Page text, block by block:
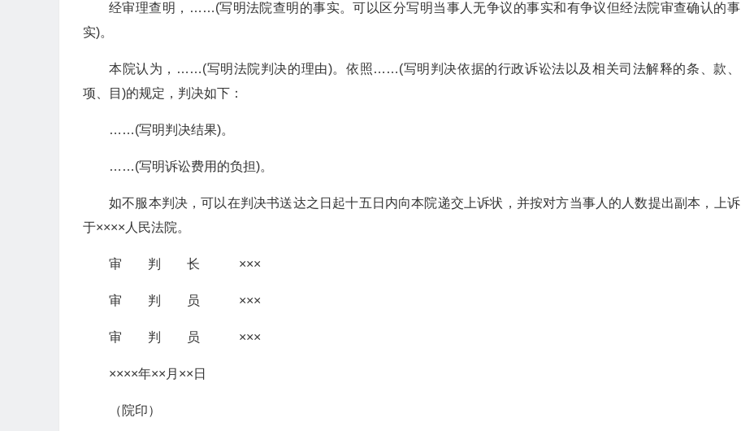
经审理查明，……(写明法院查明的事实。可以区分写明当事人无争议的事实和有争议但经法院审查确认的事
实)。
本院认为，……(写明法院判决的理由)。依照……(写明判决依据的行政诉讼法以及相关司法解释的条、款、
项、目)的规定，判决如下：
……(写明判决结果)。
……(写明诉讼费用的负担)。
如不服本判决，可以在判决书送达之日起十五日内向本院递交上诉状，并按对方当事人的人数提出副本，上诉
于××××人民法院。
审 判 长 ×××
审 判 员 ×××
审 判 员 ×××
××××年××月××日
（院印）